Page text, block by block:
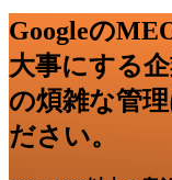
Googleの
大事にする
の煩雑な管
ださい。